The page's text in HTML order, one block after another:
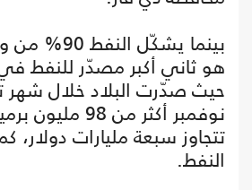
بينما يشكّل
هو ثاني أكبر مصدّر للنفط
حيث صدّرت البلاد خلال شهر
نوفمبر أكثر من
تتجاوز سبعة مليارات دولار،
النفط.